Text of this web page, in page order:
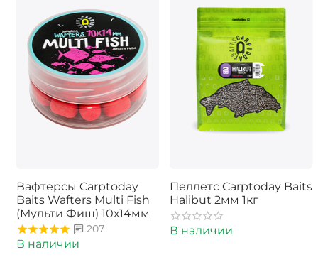
Вафтерсы Carptoday
Baits Wafters Multi Fish
(Мульти Фиш) 10х14мм
207
В наличии
Пеллетс Carptoday Baits
Halibut 2мм 1кг
В наличии